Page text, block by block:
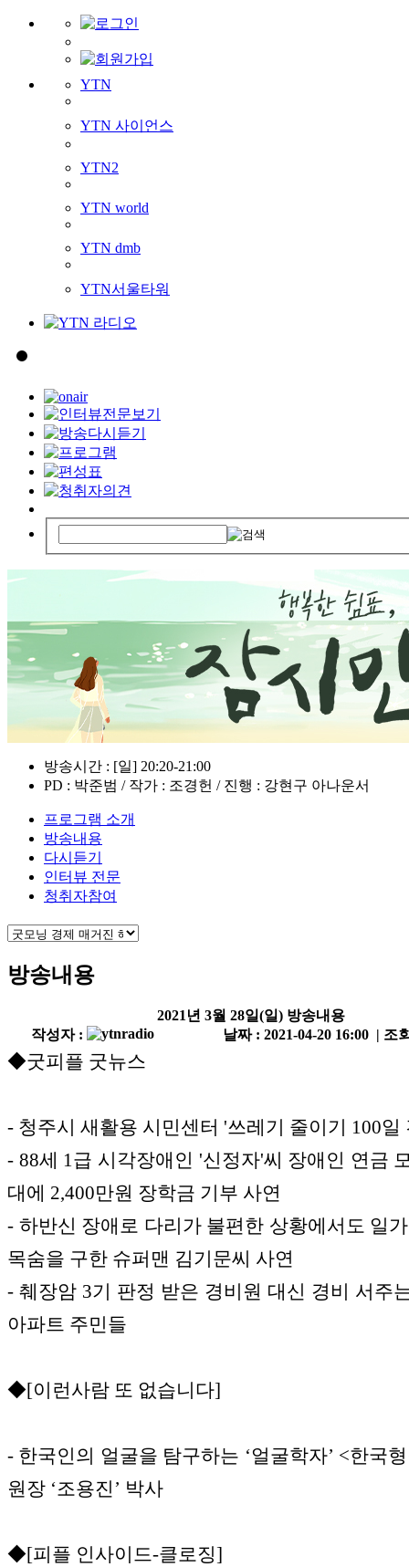
YTN
YTN 사이언스
YTN2
YTN world
YTN dmb
YTN서울타워
방송시간 : [일] 20:20-21:00
PD : 박준범 / 작가 : 조경헌 / 진행 : 강현구 아나운서
프로그램 소개
방송내용
다시듣기
인터뷰 전문
청취자참여
방송내용
2021년 3월 28일(일) 방송내용
작성자 :
날짜 : 2021-04-20 16:00 | 조
◆굿피플 굿뉴스
- 청주시 새활용 시민센터 '쓰레기 줄이기 100
- 88세 1급 시각장애인 '신정자'씨 장애인 연금
대에 2,400만원 장학금 기부 사연
- 하반신 장애로 다리가 불편한 상황에서도 일
목숨을 구한 슈퍼맨 김기문씨 사연
- 췌장암 3기 판정 받은 경비원 대신 경비 서주
아파트 주민들
◆[이런사람 또 없습니다]
- 한국인의 얼굴을 탐구하는 ‘얼굴학자’ <한국
원장 ‘조용진’ 박사
◆[피플 인사이드-클로징]